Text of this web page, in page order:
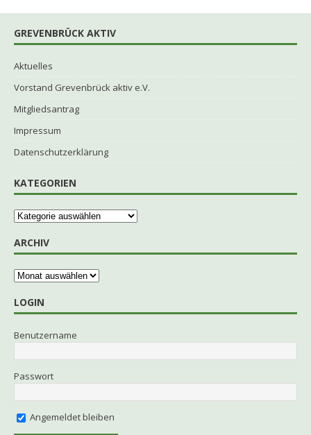
GREVENBRÜCK AKTIV
Aktuelles
Vorstand Grevenbrück aktiv e.V.
Mitgliedsantrag
Impressum
Datenschutzerklärung
KATEGORIEN
ARCHIV
LOGIN
Benutzername
Passwort
Angemeldet bleiben